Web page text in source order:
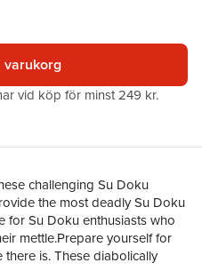
varukorg
vid köp för minst 249 kr.
challenging Su Doku
the most deadly Su Doku
for Su Doku enthusiasts who
mettle.Prepare yourself for
is. These diabolically